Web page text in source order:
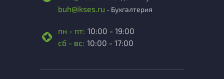
buh@ikses.ru - Бухгалтерия
пн - пт: 10:00 - 19:00
сб - вс: 10:00 - 17:00